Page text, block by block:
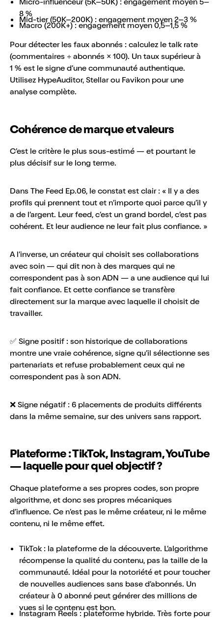
8 %
Mid-tier (50K–200K) : engagement moyen 2–3 %
Macro (200K+) : engagement moyen 0,5–1,5 %
Pour détecter les faux abonnés : calculez le talk rate
(commentaires ÷ abonnés × 100). Un taux supérieur à
1 % est le signe d’une communauté authentique.
Utilisez HypeAuditor, Stellar ou Favikon pour une
analyse complète.
Cohérence de marque et valeurs
C’est le critère le plus sous-estimé — et pourtant le
plus décisif sur le long terme.
Dans The Feed Ep.06, le constat est clair : « Il y a des
profils qui prennent tout et n’importe quoi parce qu’il y
a de l’argent. Leur feed, c’est un grand bordel, c’est pas
cohérent. Et leur audience ne leur fait plus confiance. »
A l’inverse, un créateur qui choisit ses collaborations
avec soin — qui dit non à des marques qui ne
correspondent pas à son ADN — a une audience qui lui
fait confiance. Et cette confiance se transfère
directement sur la marque avec laquelle il choisit de
travailler.
✅ Signe positif : son historique de collaborations
montre une vraie cohérence, signe qu’il sélectionne ses
partenariats et refuse probablement ceux qui ne
correspondent pas à son ADN.
❌ Signe négatif : 6 placements de produits différents
dans la même semaine, sur des univers sans rapport.
Plateforme : TikTok, Instagram, YouTube
— laquelle pour quel objectif ?
Chaque plateforme a ses propres codes, son propre
algorithme, et donc ses propres mécaniques
d’influence. Ce n’est pas le même créateur, ni le même
contenu, ni le même effet.
TikTok : la plateforme de la découverte. L’algorithme
récompense la qualité du contenu, pas la taille de la
communauté. Idéal pour la notoriété et pour toucher
de nouvelles audiences sans base d’abonnés. Un
créateur à 0 abonné peut générer des millions de
vues si le contenu est bon.
Instagram Reels : plateforme hybride. Très forte pour